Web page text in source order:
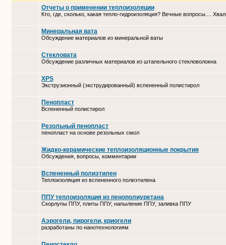
Отчеты о применении теплоизоляции
Кто, где, сколько, какая тепло-гидроизоляция? Вечные вопросы....
Минеральная вата
Обсуждение материалов из минеральной ваты
Стекловата
Обсуждение различных материалов из штапельного стекловолокна
XPS
Экструзионный (экструдированный) вспененный полистирол
Пенопласт
Вспененный полистирол
Резольный пенопласт
пенопласт на основе резольных смол
Жидко-керамические теплоизоляционные покрытия
Обсуждения, вопросы, комментарии
Вспененный полиэтилен
Теплоизоляция из вспененного полиэтилена
ППУ теплоизоляция из пенополиуретана
Скорлупы ППУ, плиты ППУ, напыление ППУ, заливка ППУ
Аэрогели, пирогели, криогели
разработаны по нанотехнологиям